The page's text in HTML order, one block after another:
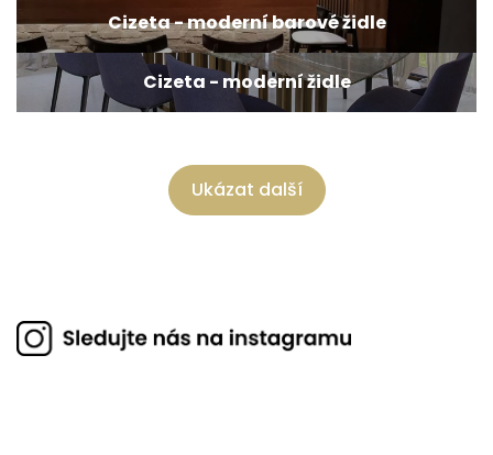
Cizeta - moderní barové židle
Cizeta - moderní židle
Ukázat další